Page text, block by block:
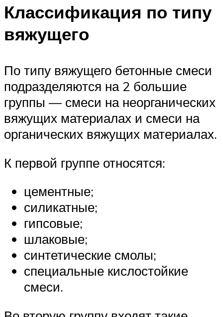
Классификация по типу
вяжущего
По типу вяжущего бетонные смеси
подразделяются на 2 большие
группы — смеси на неорганических
вяжущих материалах и смеси на
органических вяжущих материалах.
К первой группе относятся:
цементные;
силикатные;
гипсовые;
шлаковые;
синтетические смолы;
специальные кислостойкие
смеси.